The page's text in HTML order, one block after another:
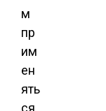
м
пр
им
ен
ять
ся